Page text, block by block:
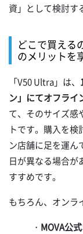
資」として検討す
どこで買える
のメリットを
「V50 Ultra」は、
ン」にてオフライ
て、そのサイズ感
トです。購入を
ン店舗に足を運ん
日が異なる場合が
すすめです。
もちろん、オンラ
・ MOVA公